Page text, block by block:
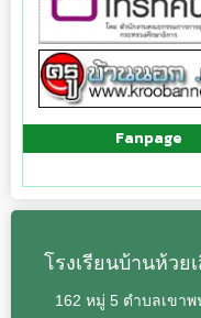
Fanpage
โรงเรียนบ้านห้วย
162 หมู่ 5 ตำบลเขา